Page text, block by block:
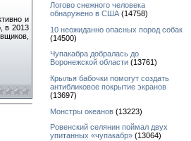
и
в 2013
Логово снежного человека
обнаружено в США (14758)
10 неожиданно опасных пород собак
(14500)
Чупакабра добралась до
Воронежской области (13761)
Крылья бабочки помогут создать
антибликовое покрытие экранов
(13697)
Монстры океанов (13223)
Ровенский селянин поймал двух
упитанных «чупакабр» (13064)